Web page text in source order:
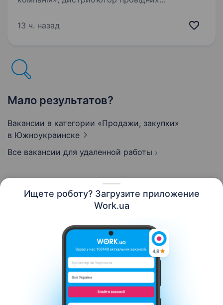
Ищете роботу? Загрузите приложение
Work.ua
мікродобрив: Bayer, Syngenta, BASF, Corteva,
13 ч. назад
Мало результатов?
Вакансии в категории «Продажи, закупки»
в Южноукраинске
Все вакансии для удаленной работы
Контакты О нас
Карьера
Новости Work.ua
Помощь